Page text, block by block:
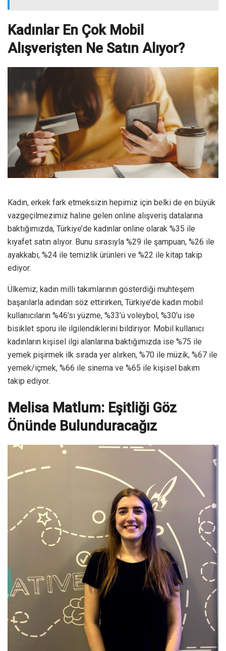
Kadınlar En Çok Mobil
Alışverişten Ne Satın Alıyor?
Kadın, erkek fark etmeksizin hepimiz için belki de en büyük
vazgeçilmezimiz haline gelen online alışveriş datalarına
baktığımızda, Türkiye’de kadınlar online olarak %35 ile
kıyafet satın alıyor. Bunu sırasıyla %29 ile şampuan, %26 ile
ayakkabı, %24 ile temizlik ürünleri ve %22 ile kitap takip
ediyor.
Ülkemiz; kadın milli takımlarının gösterdiği muhteşem
başarılarla adından söz ettirirken, Türkiye’de kadın mobil
kullanıcıların %46’sı yüzme, %33’ü voleybol, %30’u ise
bisiklet sporu ile ilgilendiklerini bildiriyor. Mobil kullanıcı
kadınların kişisel ilgi alanlarına baktığımızda ise %75 ile
yemek pişirmek ilk sırada yer alırken, %70 ile müzik, %67 ile
yemek/içmek, %66 ile sinema ve %65 ile kişisel bakım
takip ediyor.
Melisa Matlum: Eşitliği Göz
Önünde Bulunduracağız